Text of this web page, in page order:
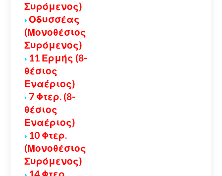
Συρόμενος)
Οδυσσέας
(Μονοθέσιος
Συρόμενος)
11 Ερμής (8-
θέσιος
Εναέριος)
7 Φτερ. (8-
θέσιος
Εναέριος)
10 Φτερ.
(Μονοθέσιος
Συρόμενος)